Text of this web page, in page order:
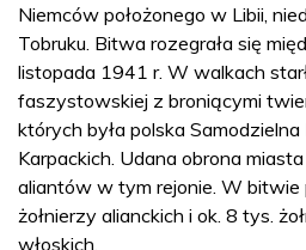
Niemców położonego w Libii,
Tobruku. Bitwa rozegrała się
listopada 1941 r. W walkach
faszystowskiej z broniącymi
których była polska
Karpackich. Udana obrona
aliantów w tym rejonie. W bitwie
żołnierzy alianckich i ok. 8 tys.
włoskich.